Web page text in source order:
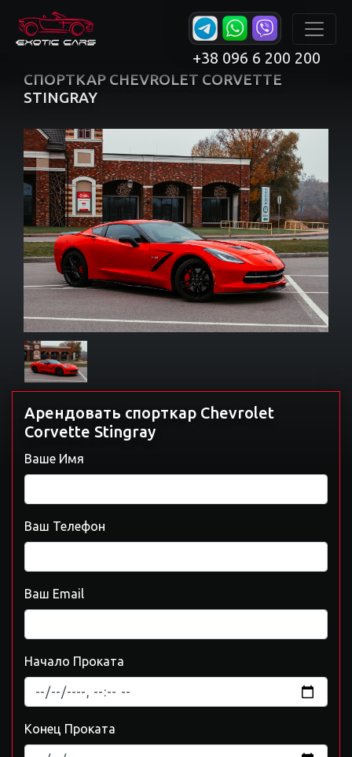
+38 096 6 200 200
СПОРТКАР CHEVROLET CORVETTE
STINGRAY
Арендовать спорткар Chevrolet
Corvette Stingray
Ваше Имя
Ваш Телефон
Ваш Email
Начало Проката
Конец Проката